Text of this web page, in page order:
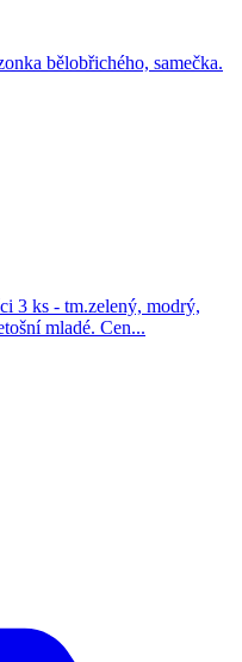
bělobřichého, samečka.
3 ks - tm.zelený, modrý,
mladé. Cen...